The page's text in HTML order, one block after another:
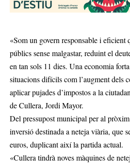
«Som un govern responsable i eficient
públics sense malgastar, reduint el
en tan sols 11 dies. Una economia
situacions difícils com l’augment dels
aplicar pujades d’impostos a la
de Cullera, Jordi Mayor.
Del pressupost municipal per al
inversió destinada a neteja viària, que
euros, duplicant així la partida actual.
«Cullera tindrà noves màquines de